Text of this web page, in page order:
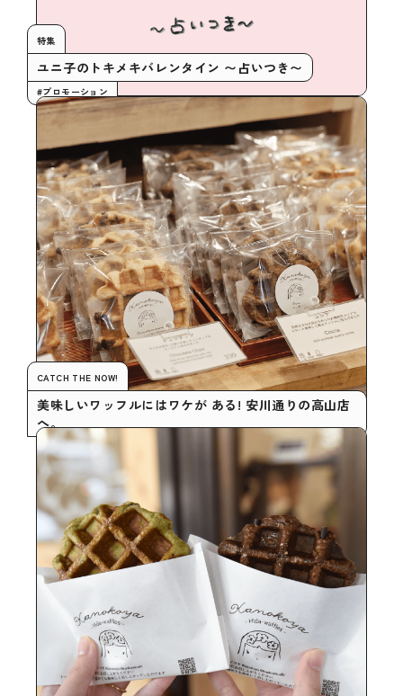
特集
ユニ子のトキメキバレンタイン 〜占いつき〜
#プロモーション
CATCH THE NOW!
美味しいワッフルにはワケが ある! 安川通りの高山店
へ。